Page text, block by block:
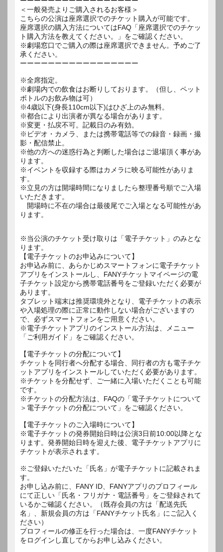
＜一般発売よりご購入されるお客様＞
こちらの公演は座席選択でのチケット購入が可能です。
座席選択の購入方法についてはFAQ「座席選択でのチケッ
ト購入方法を教えてください。」をご確認ください。
※劇場窓口でご購入の際は座席選択できません。予めご了
承ください。
ーーーーーーーーーーーーーーーーー
※全席指定。
※劇場内での飲食はお断りしております。（但し、ペット
ボトルのお飲み物は可）
※4歳以下(身長110cm以下)はひざ上のみ無料。
※都合により出演者が異なる場合があります。
※変更・払戻不可。記載日のみ有効。
※ビデオ・カメラ、または携帯電話等での録音・録画・撮
影・配信禁止。
※他の方への迷惑行為と判断した場合はご退場頂く事があ
ります。
※イベントを収録する際はカメラに映る可能性がありま
す。
※立見の方は開場時間になりましたら整理番号順でご入場
いただきます。
開場時に不在の場合は最後尾でご入場となる可能性があ
ります。
※当公演のチケット受け取りは「電子チケット」のみとな
ります。
【電子チケットのお申込みについて】
お申込み前に、あらかじめスマートフォンに電子チケット
アプリをインストールし、FANYチケットマイページの電
子チケット設定から携帯電話番号をご登録いただく必要が
あります。
タブレット端末は推奨環境外となり、電子チケットの表示
や入場処理の際に正常に動作しない場合がございますの
で、必ずスマートフォンをご用意ください。
※電子チケットアプリのインストール方法は、メニュー
「ご利用ガイド」をご確認ください。
【電子チケットの分配について】
チケットを同行者へ分配する場合、同行者の方も電子チケ
ットアプリをインストールしていただく必要があります。
※チケットを分配せず、ご一緒に入場いただくことも可能
です。
※チケットの分配方法は、FAQの「電子チケットについて
＞電子チケットの分配について」をご確認ください。
【電子チケットのご入場時について】
※電子チケットの発券開始日時は公演3日前10:00以降とな
ります。発券開始日時を迎えた後、電子チケットアプリに
チケットが表示されます。
※ご登録いただいた「氏名」が電子チケットに記載されま
す。
お申し込み前に、FANY ID、FANYアプリのプロフィール
にて正しい「氏名・フリガナ・電話番号」をご登録されて
いるかご確認ください。（既存会員の方は「配送先氏
名」、新規会員の方は「FANYチケット氏名」にご記入く
ださい）
プロフィールの修正を行った場合は、一度FANYチケット
をログインし直してからお申し込みください。